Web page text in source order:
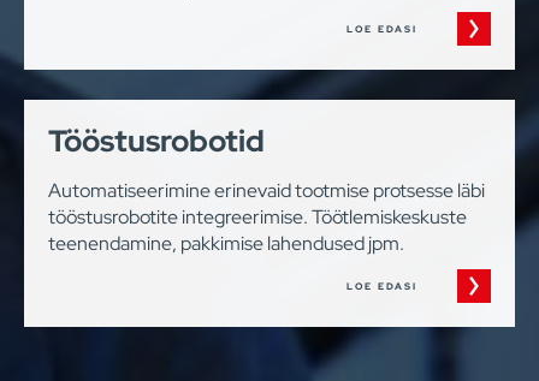
LOE EDASI
Tööstusrobotid
Automatiseerimine erinevaid tootmise protsesse läbi
tööstusrobotite integreerimise. Töötlemiskeskuste
teenendamine, pakkimise lahendused jpm.
LOE EDASI